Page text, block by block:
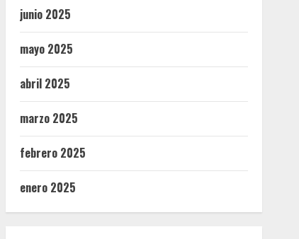
junio 2025
mayo 2025
abril 2025
marzo 2025
febrero 2025
enero 2025